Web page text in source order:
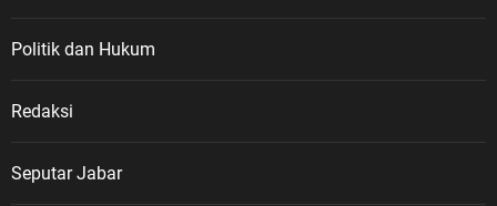
Politik dan Hukum
Redaksi
Seputar Jabar